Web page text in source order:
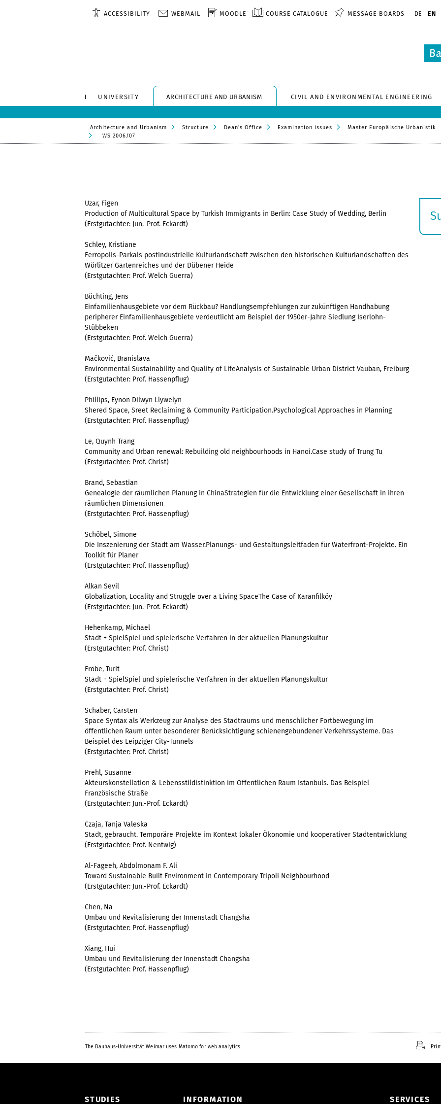
ACCESSIBILITY WEBMAIL MOODLE COURSE CATALOGUE MESSAGE BOARDS DE EN
UNIVERSITY ARCHITECTURE AND URBANISM CIVIL AND ENVIRONMENTAL ENGINEERING
Architecture and Urbanism Structure Dean's Office Examination issues Master Europäische Urbanistik
WS 2006/07
Uzar, Figen
Production of Multicultural Space by Turkish Immigrants in Berlin: Case Study of Wedding, Berlin
(Erstgutachter: Jun.-Prof. Eckardt)
Schley, Kristiane
Ferropolis-Parkals postindustrielle Kulturlandschaft zwischen den historischen Kulturlandschaften des
Wörlitzer Gartenreiches und der Dübener Heide
(Erstgutachter: Prof. Welch Guerra)
Büchting, Jens
Einfamilienhausgebiete vor dem Rückbau? Handlungsempfehlungen zur zukünftigen Handhabung
peripherer Einfamilienhausgebiete verdeutlicht am Beispiel der 1950er-Jahre Siedlung Iserlohn-
Stübbeken
(Erstgutachter: Prof. Welch Guerra)
Mačković, Branislava
Environmental Sustainability and Quality of LifeAnalysis of Sustainable Urban District Vauban, Freiburg
(Erstgutachter: Prof. Hassenpflug)
Phillips, Eynon Dilwyn Llywelyn
Shered Space, Sreet Reclaiming & Community Participation.Psychological Approaches in Planning
(Erstgutachter: Prof. Hassenpflug)
Le, Quynh Trang
Community and Urban renewal: Rebuilding old neighbourhoods in Hanoi.Case study of Trung Tu
(Erstgutachter: Prof. Christ)
Brand, Sebastian
Genealogie der räumlichen Planung in ChinaStrategien für die Entwicklung einer Gesellschaft in ihren
räumlichen Dimensionen
(Erstgutachter: Prof. Hassenpflug)
Schöbel, Simone
Die Inszenierung der Stadt am Wasser.Planungs- und Gestaltungsleitfaden für Waterfront-Projekte. Ein
Toolkit für Planer
(Erstgutachter: Prof. Hassenpflug)
Alkan Sevil
Globalization, Locality and Struggle over a Living SpaceThe Case of Karanfilköy
(Erstgutachter: Jun.-Prof. Eckardt)
Hehenkamp, Michael
Stadt + SpielSpiel und spielerische Verfahren in der aktuellen Planungskultur
(Erstgutachter: Prof. Christ)
Fröbe, Turit
Stadt + SpielSpiel und spielerische Verfahren in der aktuellen Planungskultur
(Erstgutachter: Prof. Christ)
Schaber, Carsten
Space Syntax als Werkzeug zur Analyse des Stadtraums und menschlicher Fortbewegung im
öffentlichen Raum unter besonderer Berücksichtigung schienengebundener Verkehrssysteme. Das
Beispiel des Leipziger City-Tunnels
(Erstgutachter: Prof. Christ)
Prehl, Susanne
Akteurskonstellation & Lebensstildistinktion im Öffentlichen Raum Istanbuls. Das Beispiel
Französische Straße
(Erstgutachter: Jun.-Prof. Eckardt)
Czaja, Tanja Valeska
Stadt, gebraucht. Temporäre Projekte im Kontext lokaler Ökonomie und kooperativer Stadtentwicklung
(Erstgutachter: Prof. Nentwig)
Al-Fageeh, Abdolmonam F. Ali
Toward Sustainable Built Environment in Contemporary Tripoli Neighbourhood
(Erstgutachter: Jun.-Prof. Eckardt)
Chen, Na
Umbau und Revitalisierung der Innenstadt Changsha
(Erstgutachter: Prof. Hassenpflug)
Xiang, Hui
Umbau und Revitalisierung der Innenstadt Changsha
(Erstgutachter: Prof. Hassenpflug)
The Bauhaus-Universität Weimar uses Matomo for web analytics.
STUDIES INFORMATION SERVICES